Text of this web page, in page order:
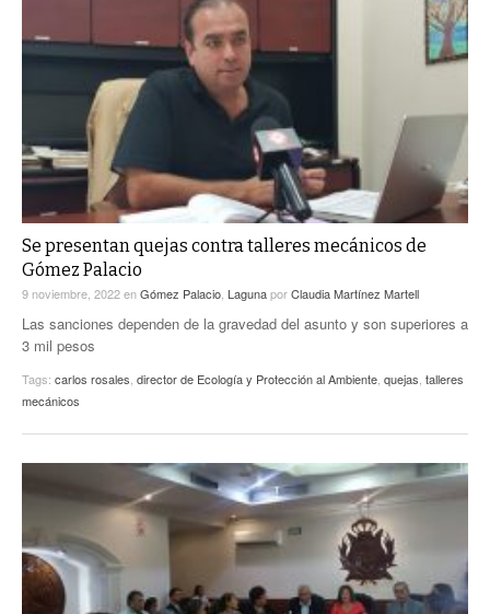
Se presentan quejas contra talleres mecánicos de
Gómez Palacio
9 noviembre, 2022enGómez Palacio LagunaporClaudia Martínez Martell
Las sanciones dependen de la gravedad del asunto y son superiores a
3 mil pesos
Tags: carlos rosales director de Ecología y Protección al Ambiente quejas talleres
mecánicos